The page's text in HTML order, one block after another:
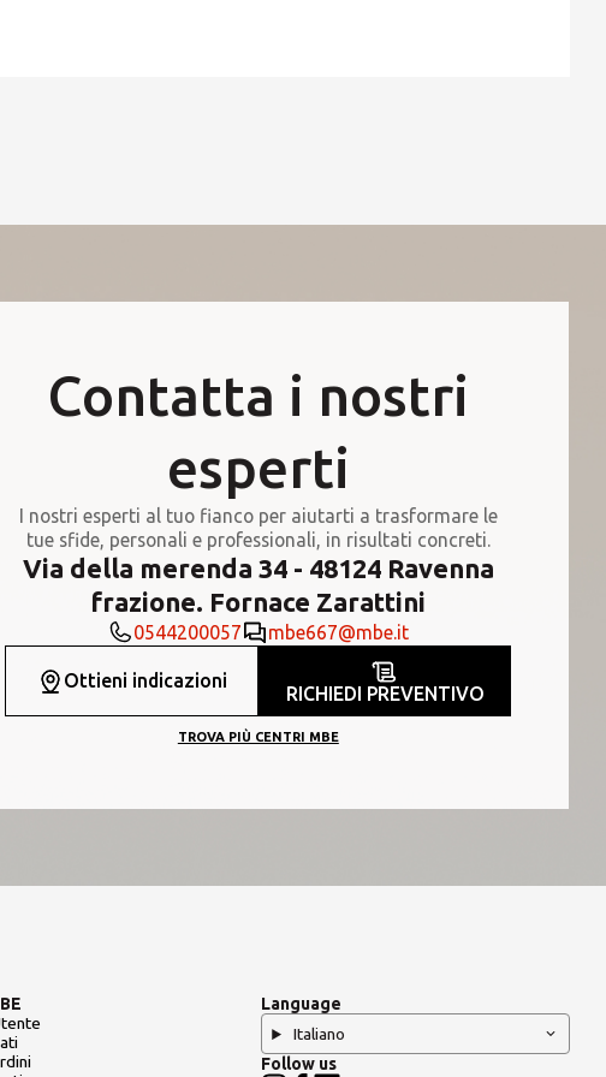
Contatta i nostri
esperti
I nostri esperti al tuo fianco per aiutarti a trasformare le
tue sfide, personali e professionali, in risultati concreti.
Via della merenda 34 - 48124 Ravenna
frazione. Fornace Zarattini
0544200057 mbe667@mbe.it
Ottieni indicazioni
RICHIEDI PREVENTIVO
TROVA PIÙ CENTRI MBE
Language
Italiano
Follow us